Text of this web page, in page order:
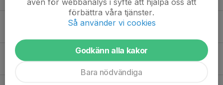
Bra match mot Fkik!
Möter serieledarna borta
förbättra våra tjänster.
Så använder vi cookies
Godkänn alla kakor
Bara nödvändiga